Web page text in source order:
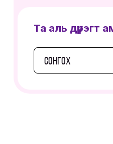
Та аль дүүрэгт
СОНГОХ